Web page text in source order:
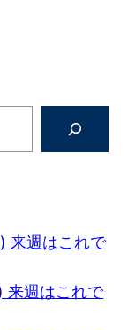
来週はこれで
週はこれで